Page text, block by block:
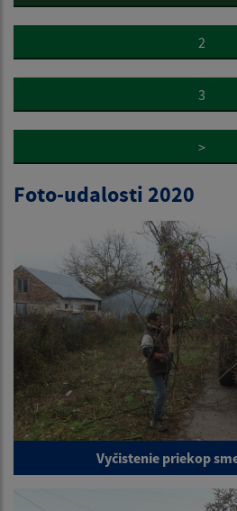
2
3
>
Foto-udalosti 2020
Vyčistenie priekop